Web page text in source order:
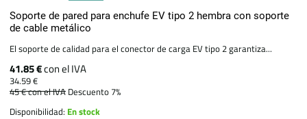
Soporte de pared para enchufe EV tipo 2 hembra con soporte
de cable metálico
El soporte de calidad para el conector de carga EV tipo 2 garantiza...
41.85 €con el IVA
34.59 €
45 €con el IVA Descuento 7%
Disponibilidad: En stock